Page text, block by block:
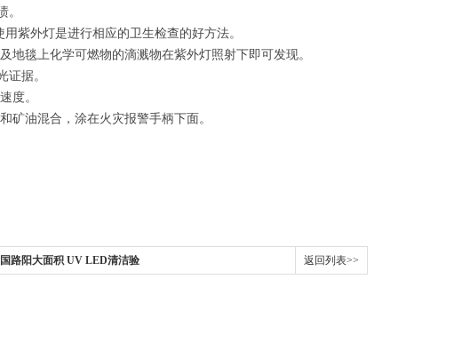
紫外灯是进行相应的卫生检查的好方法。
毯上化学可燃物的滴溅物在紫外灯照射下即可发现。
据。
度。
矿油混合，涂在火灾报警手柄下面。
路阳大面积 UV LED清洁验 返回列表>>